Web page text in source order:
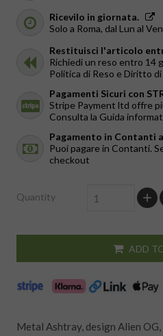
Ricevilo in giornata.
Solo a Roma, dal Lun al
Restituisci l'articolo
Richiedi un reso entro 14
Politica di Reso e Diritto
Pagamenti Sicuri con
Stripe Payment ltd offre
Consulta la Guida
Pagamento in Contanti
Puoi pagare in Contanti.
checkout
Quantity
ADD
Metal Ashtray, design Alien